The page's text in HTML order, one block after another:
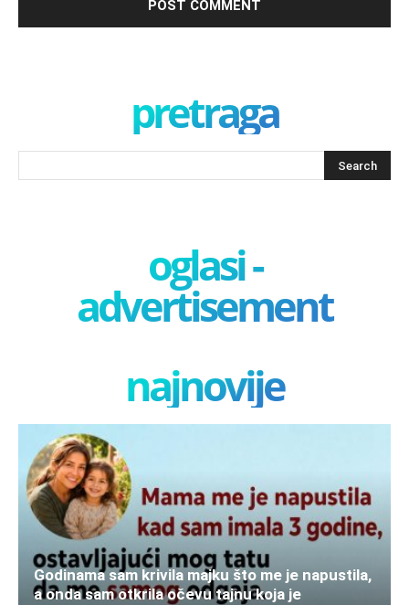
pretraga
oglasi -
advertisement
najnovije
Godinama sam krivila majku što me je napustila,
a onda sam otkrila očevu tajnu koja je